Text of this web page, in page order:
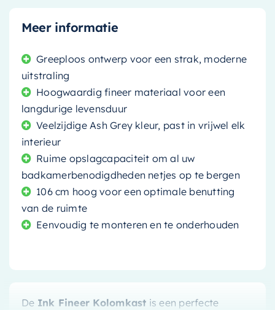
Meer informatie
Greeploos ontwerp voor een strak, moderne
uitstraling
Hoogwaardig fineer materiaal voor een
langdurige levensduur
Veelzijdige Ash Grey kleur, past in vrijwel elk
interieur
Ruime opslagcapaciteit om al uw
badkamerbenodigdheden netjes op te bergen
106 cm hoog voor een optimale benutting
van de ruimte
Eenvoudig te monteren en te onderhouden
De Ink Fineer Kolomkast is een perfecte